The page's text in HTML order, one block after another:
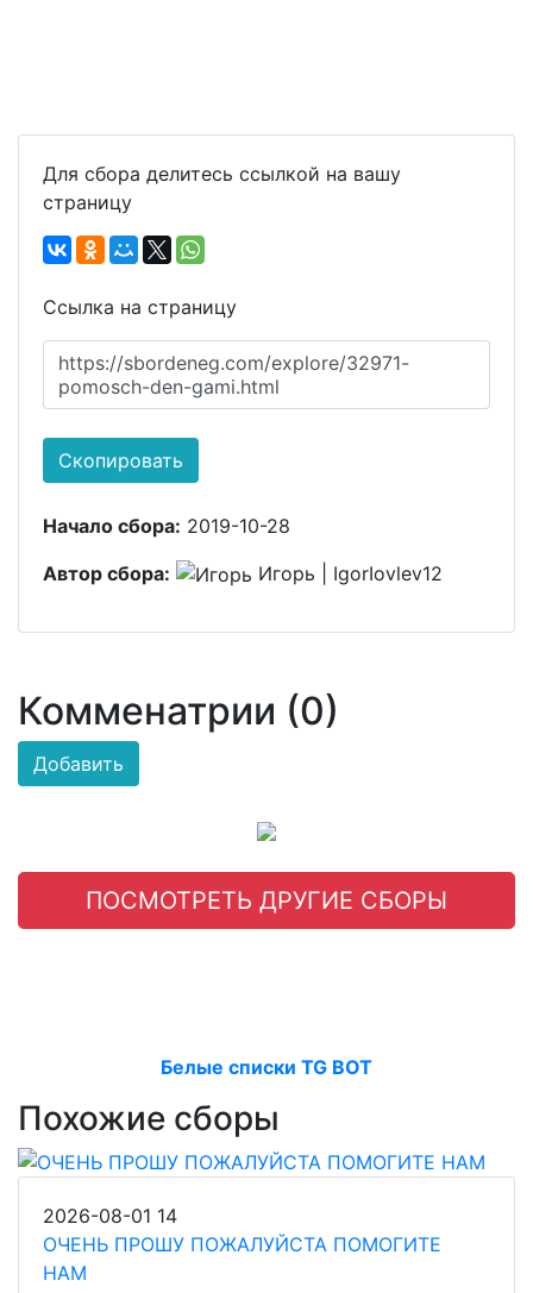
Для сбора делитесь ссылкой на вашу
страницу
Ссылка на страницу
https://sbordeneg.com/explore/32971-
pomosch-den-gami.html
Скопировать
Начало сбора: 2019-10-28
Автор сбора:
Игорь | IgorIovlev12
Комменатрии (0)
Добавить
ПОСМОТРЕТЬ ДРУГИЕ СБОРЫ
Белые списки TG BOT
Похожие сборы
2026-08-01 14
ОЧЕНЬ ПРОШУ ПОЖАЛУЙСТА ПОМОГИТЕ
НАМ